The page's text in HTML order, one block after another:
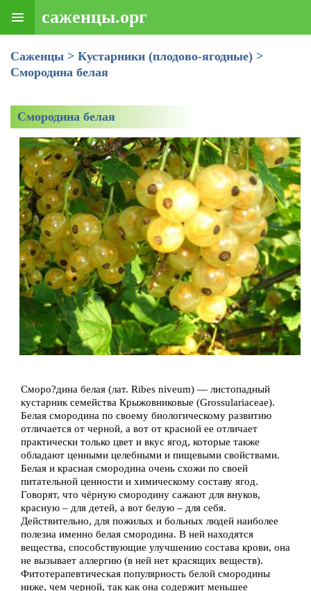
саженцы.орг
Саженцы > Кустарники (плодово-ягодные) >
Смородина белая
Смородина белая
Сморо?дина белая (лат. Ribes niveum) — листопадный
кустарник семейства Крыжовниковые (Grossulariaceae).
Белая смородина по своему биологическому развитию
отличается от черной, а вот от красной ее отличает
практически только цвет и вкус ягод, которые также
обладают ценными целебными и пищевыми свойствами.
Белая и красная смородина очень схожи по своей
питательной ценности и химическому составу ягод.
Говорят, что чёрную смородину сажают для внуков,
красную – для детей, а вот белую – для себя.
Действительно, для пожилых и больных людей наиболее
полезна именно белая смородина. В ней находятся
вещества, способствующие улучшению состава крови, она
не вызывает аллергию (в ней нет красящих веществ).
Фитотерапевтическая популярность белой смородины
ниже, чем черной, так как она содержит меньшее